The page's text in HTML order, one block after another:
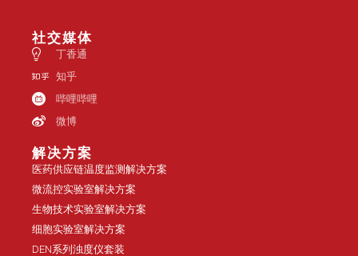
社交媒体
丁香通
知乎
哔哩哔哩
微博
解决方案
医药供应链温度监测解决方案
微流控实验室解决方案
生物技术实验室解决方案
细胞实验室解决方案
DEN系列浊度仪套装